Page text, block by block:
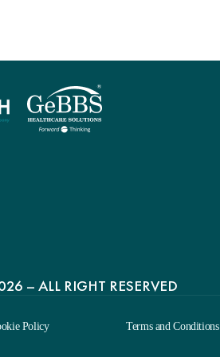
– ALL RIGHT RESERVED
Policy Terms and Conditions